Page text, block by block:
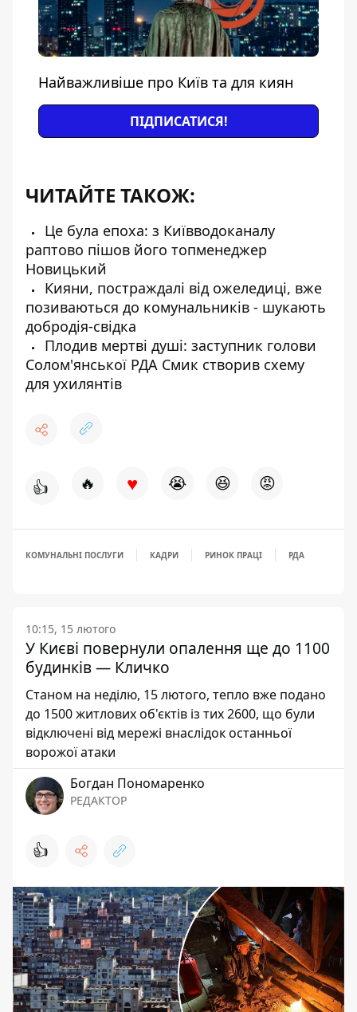
Найважливіше про Київ та для киян
ПІДПИСАТИСЯ!
ЧИТАЙТЕ ТАКОЖ:
Це була епоха: з Київводоканалу
раптово пішов його топменеджер
Новицький
Кияни, постраждалі від ожеледиці, вже
позиваються до комунальників - шукають
добродія-свідка
Плодив мертві душі: заступник голови
Солом'янської РДА Смик створив схему
для ухилянтів
👍 🔥 ♥ 😭 😆 😡
КОМУНАЛЬНІ ПОСЛУГИ КАДРИ РИНОК ПРАЦІ РДА
10:15, 15 лютого
У Києві повернули опалення ще до 1100
будинків — Кличко
Станом на неділю, 15 лютого, тепло вже подано
до 1500 житлових об'єктів із тих 2600, що були
відключені від мережі внаслідок останньої
ворожої атаки
Богдан Пономаренко
РЕДАКТОР
👍